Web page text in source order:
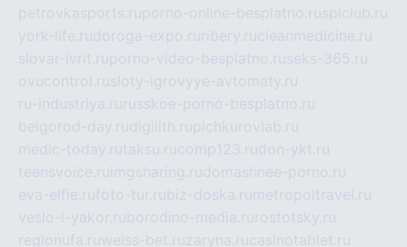
petrovkasports.ruporno-online-besplatno.rusplclub.ru
york-life.rudoroga-expo.ru ribery.rucleanmedicine.ru
slovar-ivrit.ruporno-video-besplatno.ruseks-365.ru
ovucontrol.rusloty-igrovyye-avtomaty.ru
ru-industriya.ru russkoe-porno-besplatno.ru
belgorod-day.rudigilith.rupichkurovlab.ru
medic-today.rutaksu.rucomp123.rudon-ykt.ru
teensvoice.ru imgsharing.rudomashnee-porno.ru
eva-elfie.rufoto-tur.rubiz-doska.ru metropoltravel.ru
veslo-i-yakor.ruborodino-media.ru rostotsky.ru
regionufa.ruweiss-bet.ruzaryna.rucasinotablet.ru